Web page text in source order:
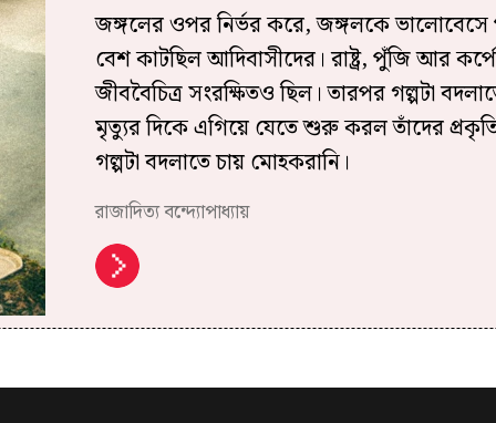
জঙ্গলের ওপর নির্ভর করে, জঙ্গলকে
বেশ কাটছিল আদিবাসীদের। রাষ্ট্র, পুঁজি আর
জীববৈচিত্র সংরক্ষিতও ছিল। তারপর গল্পটা
মৃত্যুর দিকে এগিয়ে যেতে শুরু করল তাঁদের
গল্পটা বদলাতে চায় মোহকরানি।
রাজাদিত্য বন্দ্যোপাধ্যায়